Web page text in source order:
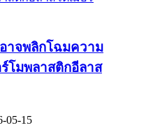
อาจพลิกโฉมความ
โมพลาสติกอีลาส
05-15